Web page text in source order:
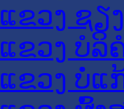
ແຂວງ ຊຽ
ແຂວງ ບໍລິ
ແຂວງ ບໍ່ແ